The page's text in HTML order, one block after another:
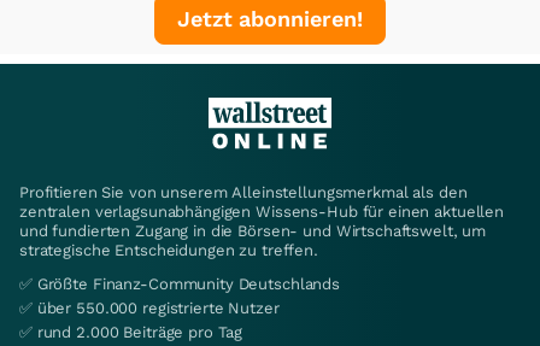
Jetzt abonnieren!
Profitieren Sie von unserem Alleinstellungsmerkmal als den
zentralen verlagsunabhängigen Wissens-Hub für einen aktuellen
und fundierten Zugang in die Börsen- und Wirtschaftswelt, um
strategische Entscheidungen zu treffen.
✅ Größte Finanz-Community Deutschlands
✅ über 550.000 registrierte Nutzer
✅ rund 2.000 Beiträge pro Tag